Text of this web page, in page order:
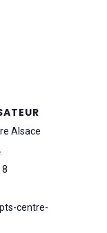
Alsace
centre-